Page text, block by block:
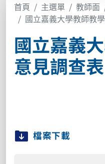
首頁 主選單 教師面
國立嘉義大學教師教
國立嘉義
意見調查表
檔案下載